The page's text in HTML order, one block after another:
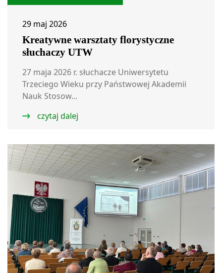
29 maj 2026
Kreatywne warsztaty florystyczne
słuchaczy UTW
27 maja 2026 r. słuchacze Uniwersytetu
Trzeciego Wieku przy Państwowej Akademii
Nauk Stosow...
czytaj dalej